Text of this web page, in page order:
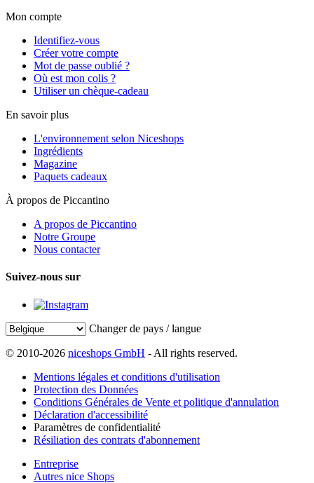
Mon compte
Identifiez-vous
Créer votre compte
Mot de passe oublié ?
Où est mon colis ?
Utiliser un chèque-cadeau
En savoir plus
L'environnement selon Niceshops
Ingrédients
Magazine
Paquets cadeaux
À propos de Piccantino
A propos de Piccantino
Notre Groupe
Nous contacter
Suivez-nous sur
Changer de pays / langue
© 2010-2026 niceshops GmbH - All rights reserved.
Mentions légales et conditions d'utilisation
Protection des Données
Conditions Générales de Vente et politique d'annulation
Déclaration d'accessibilité
Paramètres de confidentialité
Résiliation des contrats d'abonnement
Entreprise
Autres nice Shops